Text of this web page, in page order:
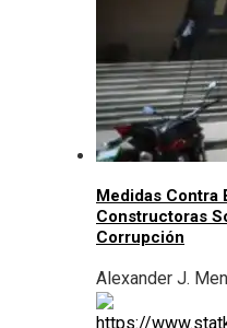
Medidas Contra
Constructoras
Corrupción
Alexander J.